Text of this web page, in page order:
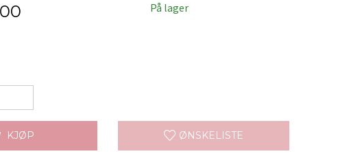
På lager
KJØP ØNSKELISTE